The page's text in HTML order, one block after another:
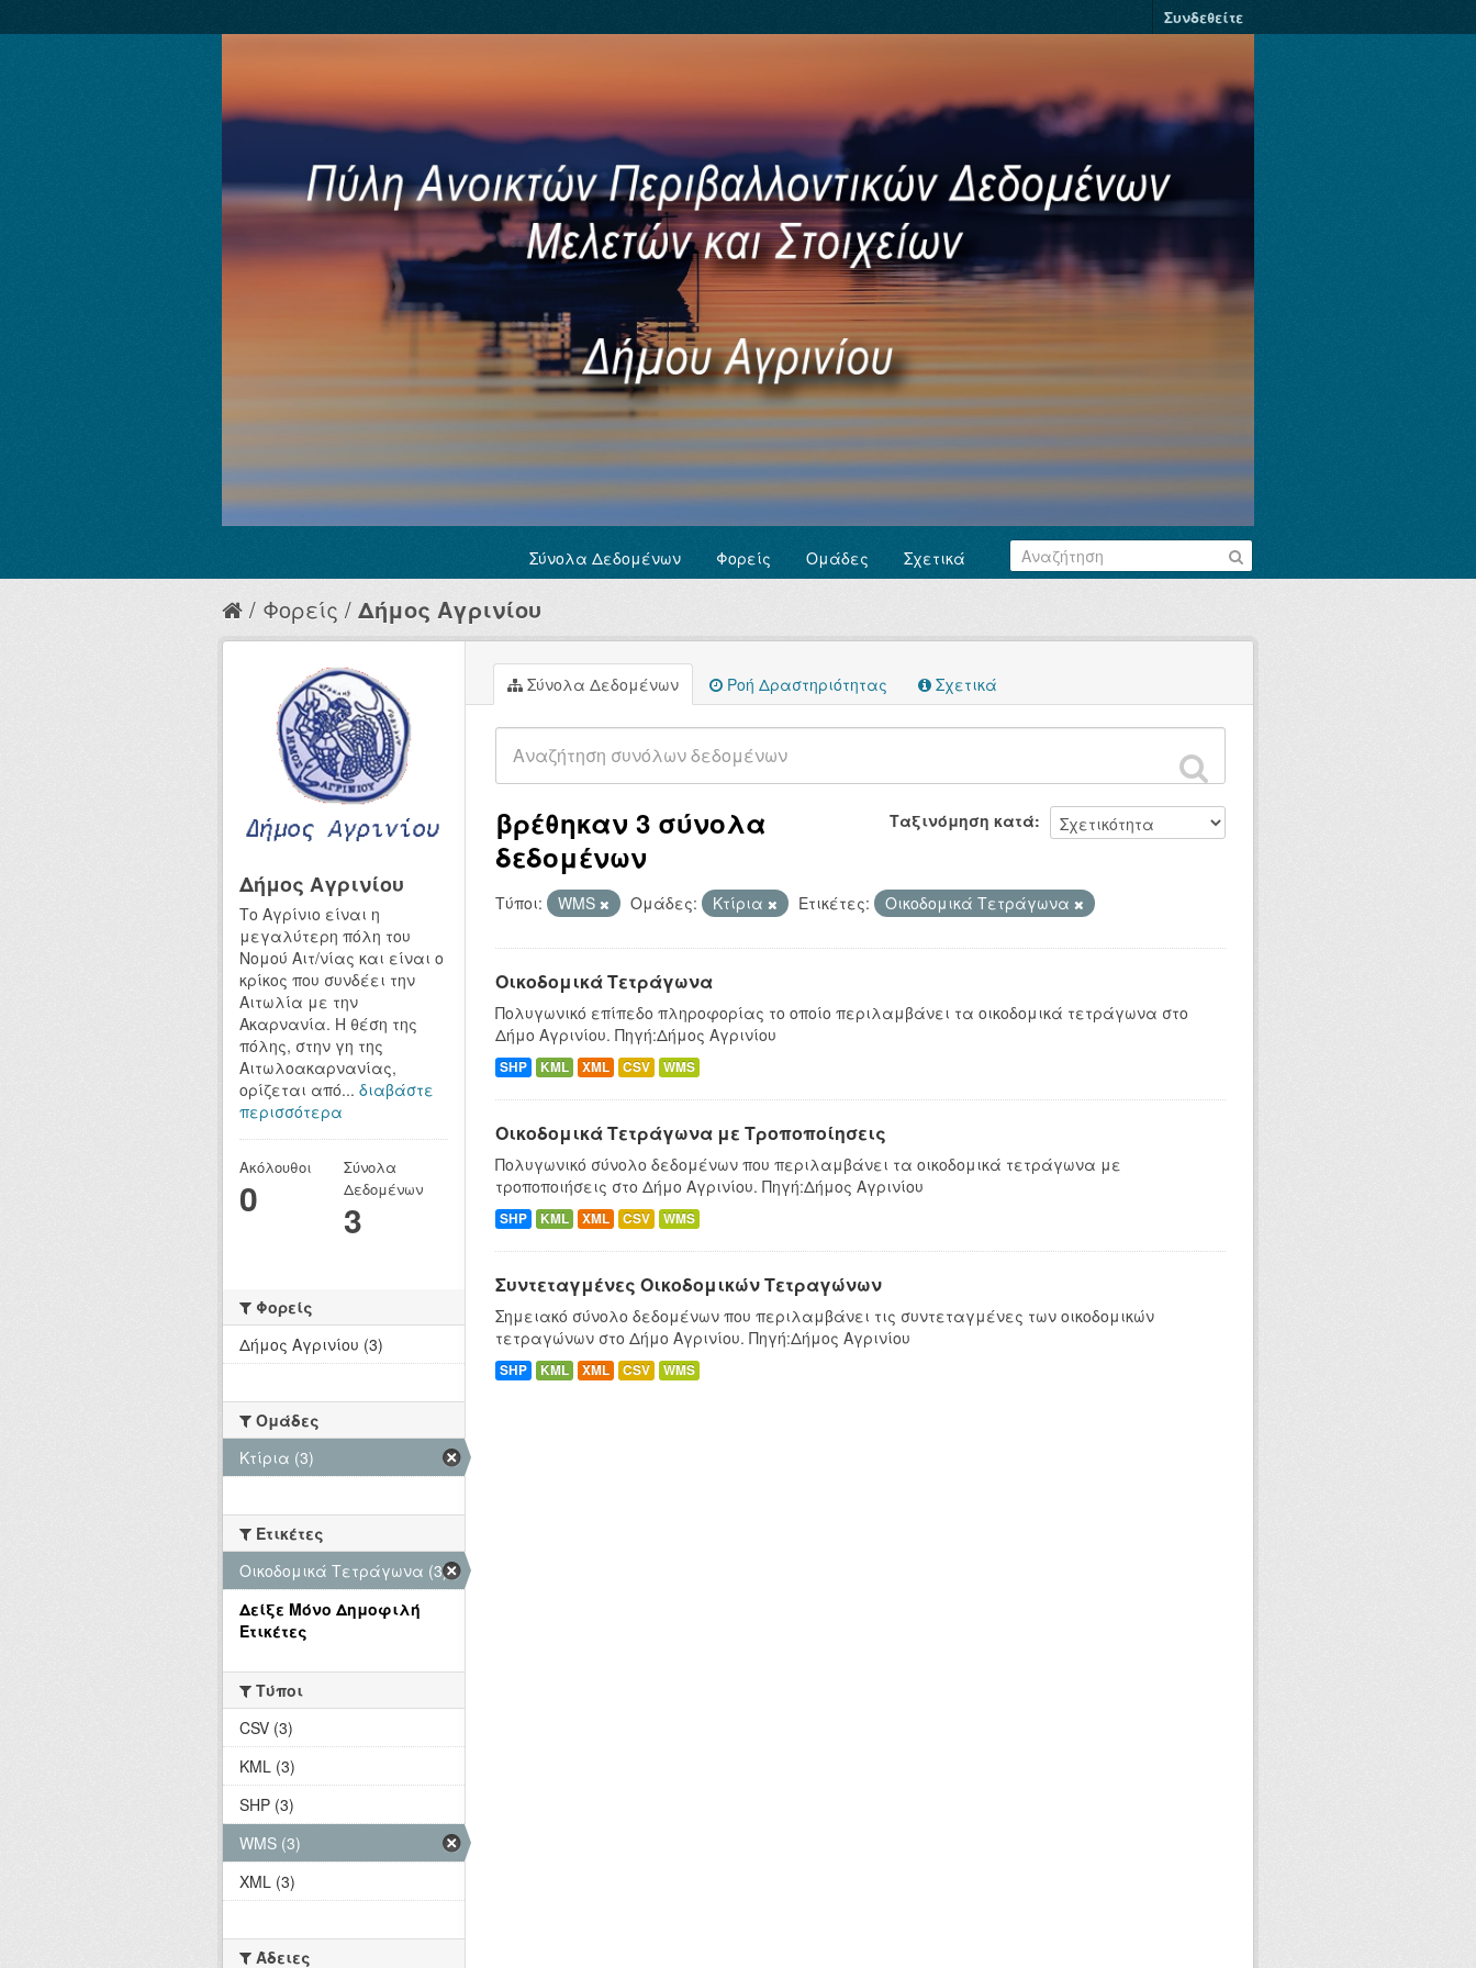
Συνδεθείτε
Σύνολα Δεδομένων Φορείς Ομάδες Σχετικά
Φορείς Δήμος Αγρινίου
Σύνολα Δεδομένων Ροή Δραστηριότητας Σχετικά
Ταξινόμηση κατά
βρέθηκαν 3 σύνολα
δεδομένων
Τύποι: WMS Ομάδες: Κτίρια Ετικέτες: Οικοδομικά Τετράγωνα
Οικοδομικά Τετράγωνα
Πολυγωνικό επίπεδο πληροφορίας το οποίο περιλαμβάνει τα οικοδομικά τετράγωνα στο
Δήμο Αγρινίου. Πηγή:Δήμος Αγρινίου
SHP KML XML CSV WMS
Οικοδομικά Τετράγωνα με Τροποποίησεις
Πολυγωνικό σύνολο δεδομένων που περιλαμβάνει τα οικοδομικά τετράγωνα με
τροποποιήσεις στο Δήμο Αγρινίου. Πηγή:Δήμος Αγρινίου
SHP KML XML CSV WMS
Συντεταγμένες Oικοδομικών Tετραγώνων
Σημειακό σύνολο δεδομένων που περιλαμβάνει τις συντεταγμένες των οικοδομικών
τετραγώνων στο Δήμο Αγρινίου. Πηγή:Δήμος Αγρινίου
SHP KML XML CSV WMS
Δήμος Αγρινίου
Το Αγρίνιο είναι η
μεγαλύτερη πόλη του
Νομού Αιτ/νίας και είναι ο
κρίκος που συνδέει την
Αιτωλία με την
Ακαρνανία. Η θέση της
πόλης, στην γη της
Αιτωλοακαρνανίας,
ορίζεται από... διαβάστε
περισσότερα
Ακόλουθοι
0
Σύνολα
Δεδομένων
3
Φορείς
Δήμος Αγρινίου (3)
Ομάδες
Κτίρια (3)
Ετικέτες
Οικοδομικά Τετράγωνα (3)
Δείξε Μόνο Δημοφιλή
Ετικέτες
Τύποι
CSV (3)
KML (3)
SHP (3)
WMS (3)
XML (3)
Άδειες